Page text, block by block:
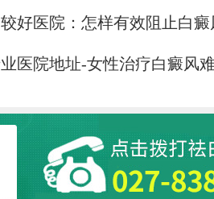
好医院：怎样有效阻止白
医院地址-女性治疗白癜风